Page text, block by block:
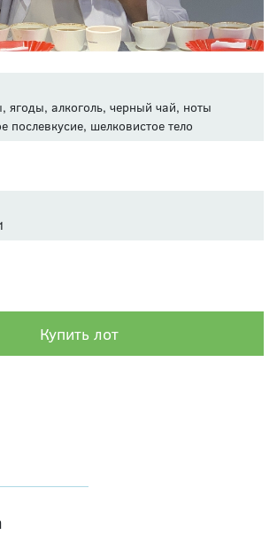
ягоды, алкоголь, черный чай, ноты
послевкусие, шелковистое тело
Купить лот